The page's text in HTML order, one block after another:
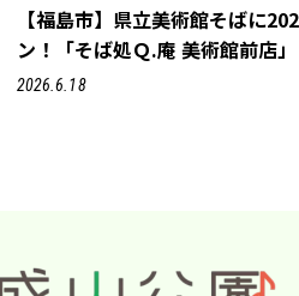
【福島市】県立美術館そばに
ン！「そば処Ｑ.庵 美術館前店」
2026.6.18